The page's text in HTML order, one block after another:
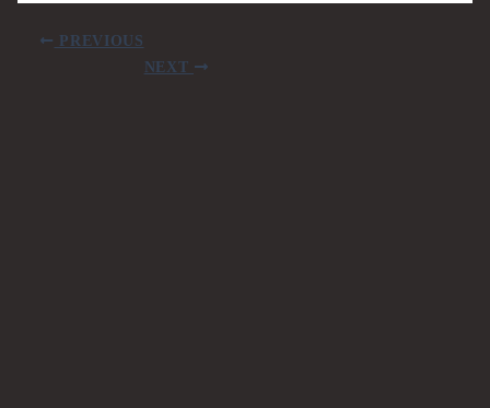
PREVIOUS
NEXT